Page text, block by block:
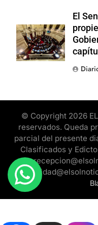
El
© Copyright 2026
reservados. Queda
parcial del presente
Clasificados y